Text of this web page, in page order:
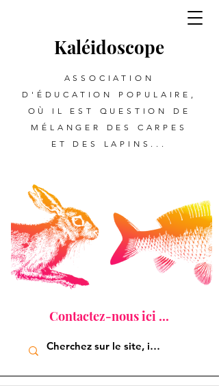
Kaléidoscope
ASSOCIATION
D'ÉDUCATION POPULAIRE,
OÙ IL EST QUESTION DE
MÉLANGER DES CARPES
ET DES LAPINS...
Contactez-nous ici ...